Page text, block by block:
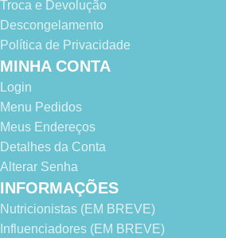
Troca e Devolução
Descongelamento
Política de Privacidade
MINHA CONTA
Login
Menu Pedidos
Meus Endereços
Detalhes da Conta
Alterar Senha
INFORMAÇÕES
Nutricionistas (EM BREVE)
Influenciadores (EM BREVE)